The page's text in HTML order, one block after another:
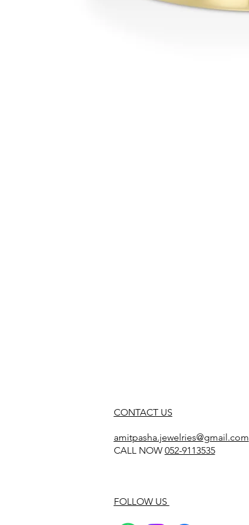
CONTACT US
amitpasha.jewelries@gmail.com
CALL NOW 052-9113535
FOLLOW US